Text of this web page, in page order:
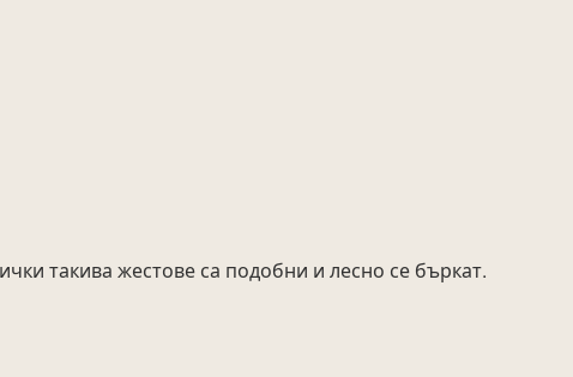
такива жестове са подобни и лесно се бъркат.